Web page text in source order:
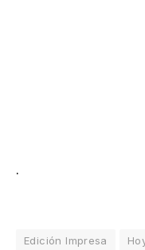
.
Edición Impresa